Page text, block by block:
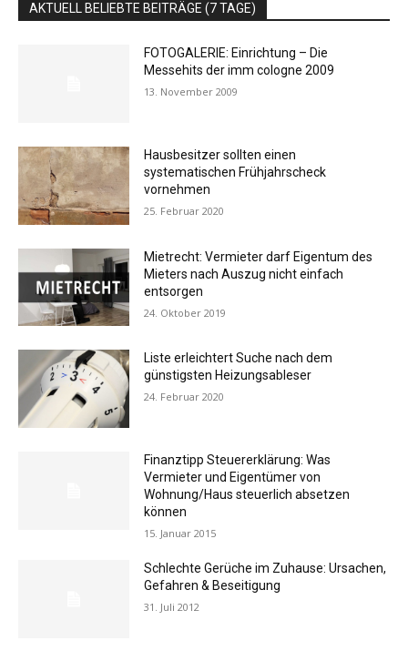
AKTUELL BELIEBTE BEITRÄGE (7 TAGE)
FOTOGALERIE: Einrichtung – Die
Messehits der imm cologne 2009
13. November 2009
Hausbesitzer sollten einen
systematischen Frühjahrscheck
vornehmen
25. Februar 2020
Mietrecht: Vermieter darf Eigentum des
Mieters nach Auszug nicht einfach
entsorgen
24. Oktober 2019
Liste erleichtert Suche nach dem
günstigsten Heizungsableser
24. Februar 2020
Finanztipp Steuererklärung: Was
Vermieter und Eigentümer von
Wohnung/Haus steuerlich absetzen
können
15. Januar 2015
Schlechte Gerüche im Zuhause: Ursachen,
Gefahren & Beseitigung
31. Juli 2012